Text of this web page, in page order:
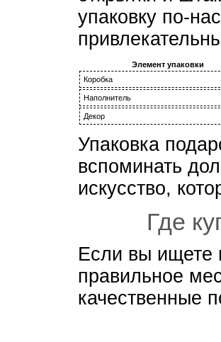
упаковку по-
Элемент упаковки
Коробка
Наполнитель
Декор
Упаковка
вспоминать
искусство,
Где
Если вы ищете
правильное
качественные